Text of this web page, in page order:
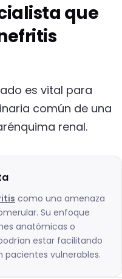
que
es vital para
común de una
renal.
como una amenaza
Su enfoque
anatómicas o
estar facilitando
vulnerables.